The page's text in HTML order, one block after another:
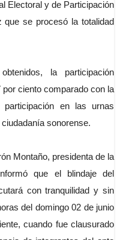
Electoral y de Participación
que se procesó la totalidad
la participación
ciento comparado con la
en las urnas
sonorense.
Montaño, presidenta de la
que el blindaje del
con tranquilidad y sin
del domingo 02 de junio
cuando fue clausurado